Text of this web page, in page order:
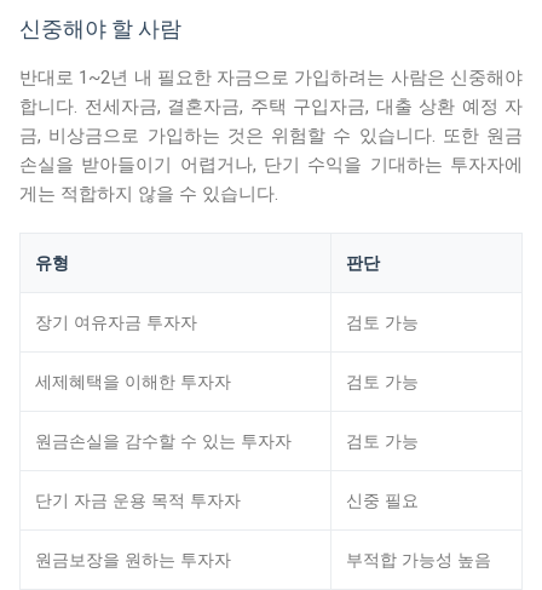
신중해야 할 사람
반대로 1~2년 내 필요한 자금으로 가입하려는 사람은 신중해야
합니다. 전세자금, 결혼자금, 주택 구입자금, 대출 상환 예정 자
금, 비상금으로 가입하는 것은 위험할 수 있습니다. 또한 원금
손실을 받아들이기 어렵거나, 단기 수익을 기대하는 투자자에
게는 적합하지 않을 수 있습니다.
유형 판단
장기 여유자금 투자자 검토 가능
세제혜택을 이해한 투자자 검토 가능
원금손실을 감수할 수 있는 투자자 검토 가능
단기 자금 운용 목적 투자자 신중 필요
원금보장을 원하는 투자자 부적합 가능성 높음